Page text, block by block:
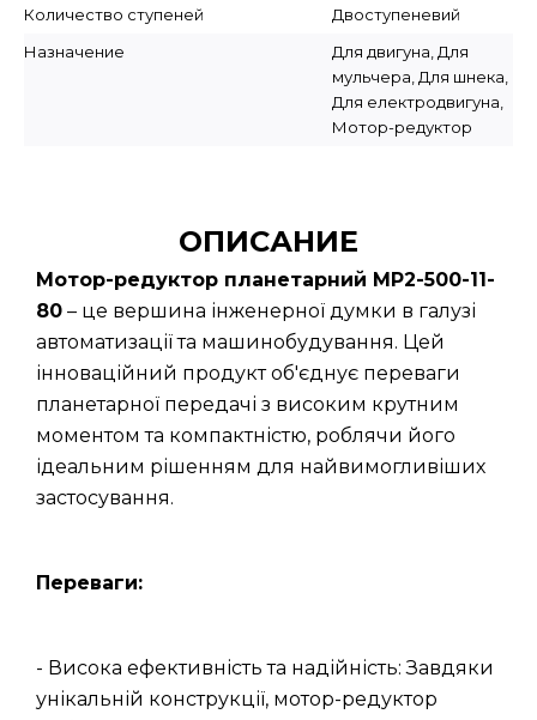
Количество ступеней
Двоступеневий
Назначение
Для двигуна, Для
мульчера, Для шнека,
Для електродвигуна,
Мотор-редуктор
ОПИСАНИЕ
Мотор-редуктор планетарний МР2-500-11-
80 – це вершина інженерної думки в галузі
автоматизації та машинобудування. Цей
інноваційний продукт об'єднує переваги
планетарної передачі з високим крутним
моментом та компактністю, роблячи його
ідеальним рішенням для найвимогливіших
застосування.
Переваги:
- Висока ефективність та надійність: Завдяки
унікальній конструкції, мотор-редуктор